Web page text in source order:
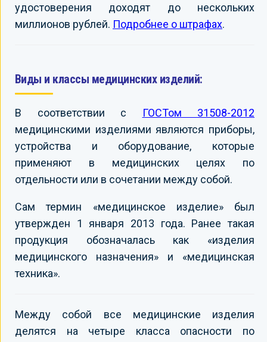
удостоверения доходят до нескольких
миллионов рублей. Подробнее о штрафах.
Виды и классы медицинских изделий:
В соответствии с
ГОСТом 31508-2012
медицинскими изделиями являются приборы,
устройства и оборудование, которые
применяют в медицинских целях по
отдельности или в сочетании между собой.
Сам термин «медицинское изделие» был
утвержден 1 января 2013 года. Ранее такая
продукция обозначалась как «изделия
медицинского назначения» и «медицинская
техника».
Между собой все медицинские изделия
делятся на четыре класса опасности по